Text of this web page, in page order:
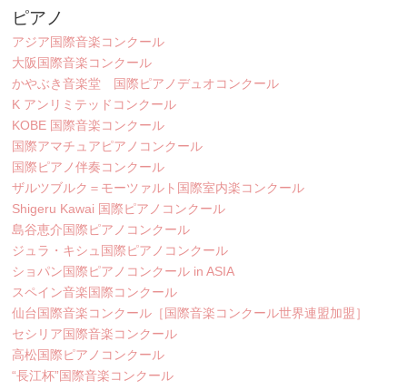
ピアノ
アジア国際音楽コンクール
大阪国際音楽コンクール
かやぶき音楽堂 国際ピアノデュオコンクール
K アンリミテッドコンクール
KOBE 国際音楽コンクール
国際アマチュアピアノコンクール
国際ピアノ伴奏コンクール
ザルツブルク＝モーツァルト国際室内楽コンクール
Shigeru Kawai 国際ピアノコンクール
島谷恵介国際ピアノコンクール
ジュラ・キシュ国際ピアノコンクール
ショパン国際ピアノコンクール in ASIA
スペイン音楽国際コンクール
仙台国際音楽コンクール［国際音楽コンクール世界連盟加盟］
セシリア国際音楽コンクール
高松国際ピアノコンクール
“長江杯”国際音楽コンクール